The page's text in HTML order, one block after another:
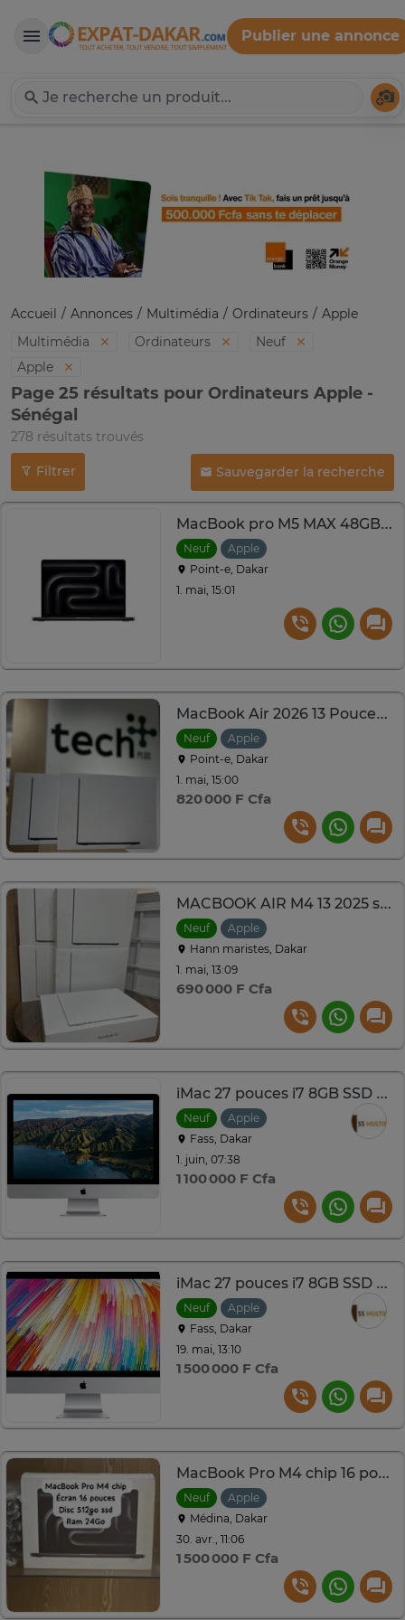
Expat-Dakar
Publier une annonce
Accueil Annonces Multimédia Ordinateurs
Apple
Multimédia
Ordinateurs
Neuf
Apple
Page 25 résultats pour Ordinateurs Apple -
Sénégal
278 résultats trouvés
Filtrer Sauvegarder la recherche
MacBook pro M5 MAX 48GB / 2TB
Neuf
Apple
Point-e, Dakar
1. mai, 15:01
MacBook Air 2026 13 Pouces - M5 | 16GB RAM | 512GB SSD
Neuf
Apple
Point-e, Dakar
1. mai, 15:00
820 000 F Cfa
MACBOOK AIR M4 13 2025 sceller
Neuf
Apple
Hann maristes, Dakar
1. mai, 13:09
690 000 F Cfa
iMac 27 pouces i7 8GB SSD 1TB
Neuf
Apple
Fass, Dakar
1. juin, 07:38
1 100 000 F Cfa
iMac 27 pouces i7 8GB SSD 2TB
Neuf
Apple
Fass, Dakar
19. mai, 13:10
1 500 000 F Cfa
MacBook Pro M4 chip 16 pouces 512 SSD
Neuf
Apple
Médina, Dakar
30. avr., 11:06
1 500 000 F Cfa